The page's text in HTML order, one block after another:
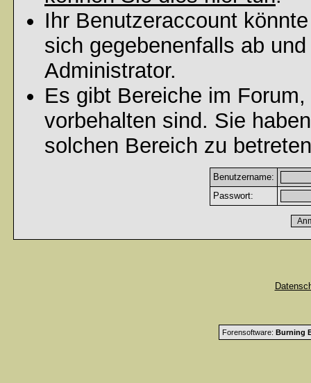
Ihr Benutzeraccount
sich gegebenenfalls ab
Administrator.
Es gibt Bereiche im
vorbehalten sind. Sie
solchen Bereich zu
Benutzername:
Passwort:
Forensoftware: Burning